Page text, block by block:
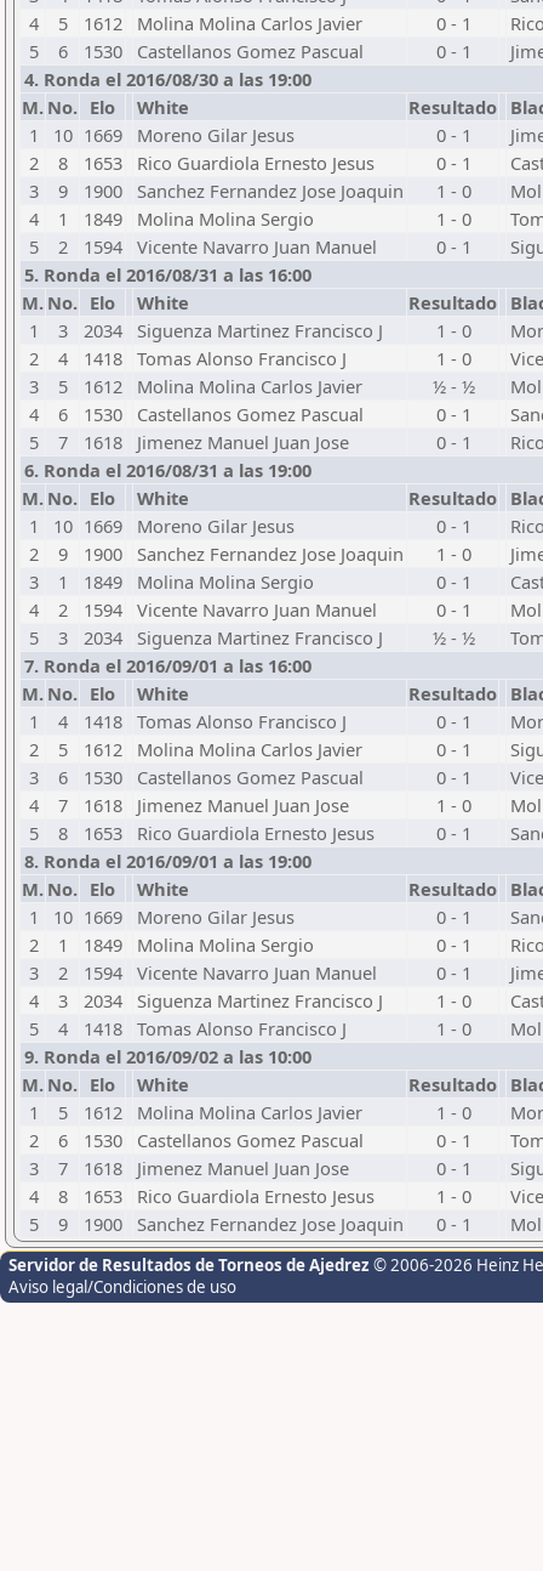
4
5 1612 Molina Molina Carlos Javier 0 - 1
5
6 1530 Castellanos Gomez Pascual 0 - 1
4. Ronda el 2016/08/30 a las 19:00
M. No. Elo White Resultado
1
10 1669 Moreno Gilar Jesus 0 - 1
2
8 1653 Rico Guardiola Ernesto Jesus 0 - 1
3
9 1900 Sanchez Fernandez Jose Joaquin 1 - 0
4
1 1849 Molina Molina Sergio 1 - 0
5
2 1594 Vicente Navarro Juan Manuel 0 - 1
5. Ronda el 2016/08/31 a las 16:00
M. No. Elo White Resultado
1
3 2034 Siguenza Martinez Francisco J 1 - 0
2
4 1418 Tomas Alonso Francisco J 1 - 0
3
5 1612 Molina Molina Carlos Javier ½ - ½
4
6 1530 Castellanos Gomez Pascual 0 - 1
5
7 1618 Jimenez Manuel Juan Jose 0 - 1
6. Ronda el 2016/08/31 a las 19:00
M. No. Elo White Resultado
1
10 1669 Moreno Gilar Jesus 0 - 1
2
9 1900 Sanchez Fernandez Jose Joaquin 1 - 0
3
1 1849 Molina Molina Sergio 0 - 1
4
2 1594 Vicente Navarro Juan Manuel 0 - 1
5
3 2034 Siguenza Martinez Francisco J ½ - ½
7. Ronda el 2016/09/01 a las 16:00
M. No. Elo White Resultado
1
4 1418 Tomas Alonso Francisco J 0 - 1
2
5 1612 Molina Molina Carlos Javier 0 - 1
3
6 1530 Castellanos Gomez Pascual 0 - 1
4
7 1618 Jimenez Manuel Juan Jose 1 - 0
5
8 1653 Rico Guardiola Ernesto Jesus 0 - 1
8. Ronda el 2016/09/01 a las 19:00
M. No. Elo White Resultado
1
10 1669 Moreno Gilar Jesus 0 - 1
2
1 1849 Molina Molina Sergio 0 - 1
3
2 1594 Vicente Navarro Juan Manuel 0 - 1
4
3 2034 Siguenza Martinez Francisco J 1 - 0
5
4 1418 Tomas Alonso Francisco J 1 - 0
9. Ronda el 2016/09/02 a las 10:00
M. No. Elo White Resultado
1
5 1612 Molina Molina Carlos Javier 1 - 0
2
6 1530 Castellanos Gomez Pascual 0 - 1
3
7 1618 Jimenez Manuel Juan Jose 0 - 1
4
8 1653 Rico Guardiola Ernesto Jesus 1 - 0
5
9 1900 Sanchez Fernandez Jose Joaquin 0 - 1
Servidor de Resultados de Torneos de Ajedrez © 2006-2026 Heinz
Aviso legal/Condiciones de uso